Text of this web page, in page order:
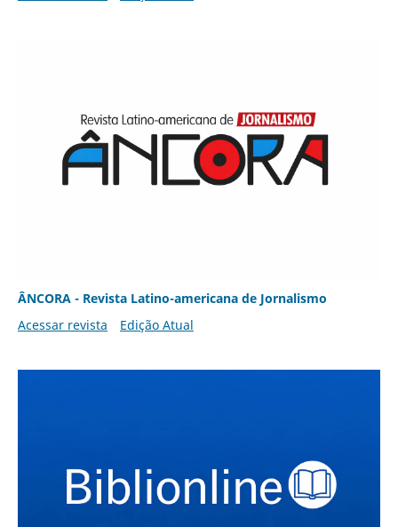
ÂNCORA - Revista Latino-americana de Jornalismo
Acessar revista
Edição Atual